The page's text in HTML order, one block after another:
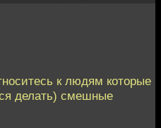
к людям которые
делать) смешные